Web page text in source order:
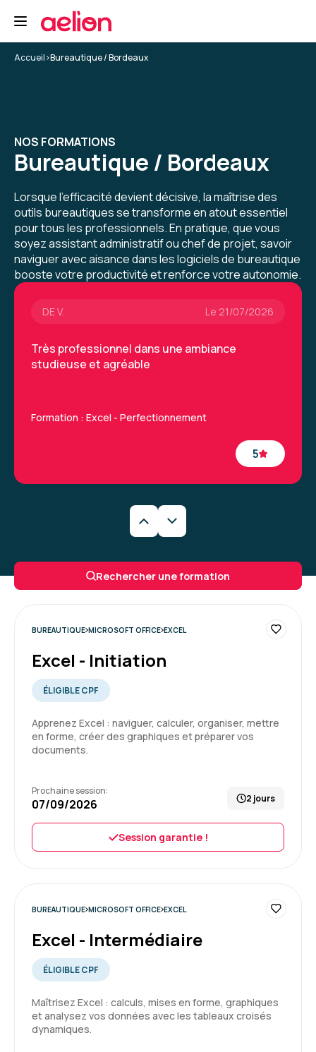
Accueil>Bureautique / Bordeaux
NOS FORMATIONS
Bureautique / Bordeaux
Lorsque l’efficacité devient décisive, la maîtrise des
outils bureautiques se transforme en atout essentiel
pour tous les professionnels. En pratique, que vous
soyez assistant administratif ou chef de projet, savoir
naviguer avec aisance dans les logiciels de bureautique
booste votre productivité et renforce votre autonomie.
1 seul, j'aurai aimé voir les différentes
"recherche" mais la formatrice nous a indiqué
que ce n'était pas au programme
"intermédiaire".
5
d'astuces
Formation : Excel - Perfectionnement
DE V. Le 21/07/2026
5
Très professionnel dans une ambiance
studieuse et agréable
Formation : Excel - Perfectionnement
Bonne organisation.
Facilité de partage des supports.
Sandrine C. Le 21/07/2026
beaucoup de pratique qui permet de
s'améliorer et d'approfondir ces
connaissances.
Candy G.
Excellente
Beaucoup d’apprentissage et mise en pratique
Rechercher une formation
BUREAUTIQUE MICROSOFT OFFICE EXCEL
Excel - Initiation
ÉLIGIBLE CPF
Apprenez Excel : naviguer, calculer, organiser, mettre
en forme, créer des graphiques et préparer vos
documents.
Prochaine session:
07/09/2026 2 jours
Session garantie !
BUREAUTIQUE MICROSOFT OFFICE EXCEL
Excel - Intermédiaire
ÉLIGIBLE CPF
Maîtrisez Excel : calculs, mises en forme, graphiques
et analysez vos données avec les tableaux croisés
dynamiques.